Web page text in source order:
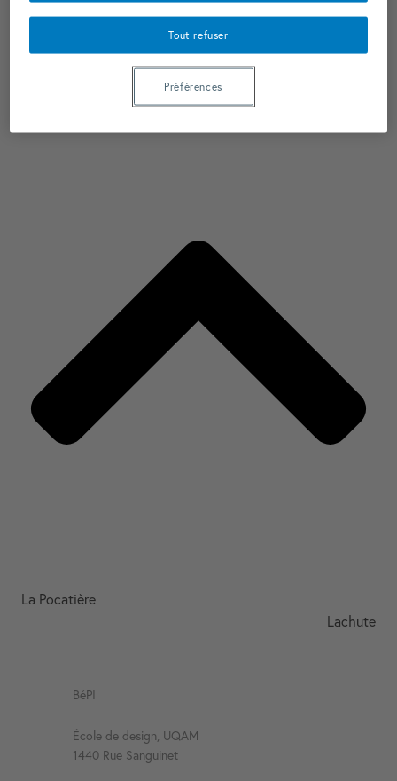
La Pocatière
Lachute
BéPI
École de design, UQAM
1440 Rue Sanguinet
Tout refuser
Préférences